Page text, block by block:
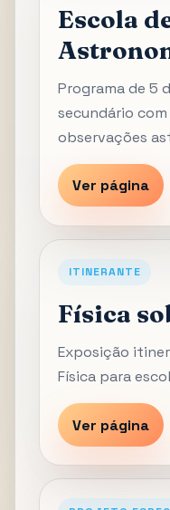
Escola
Programa de 5
secundário
observações
Ver página
ITINERANTE
Física
Exposição
Física para
Ver página